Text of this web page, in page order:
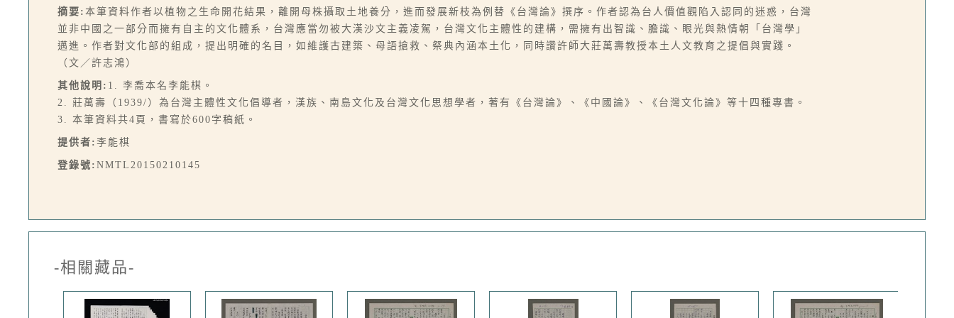
摘要: 本筆資料作者以植物之生命開花結果，離開母株攝取土地養分，進而發展新枝為例替《台灣論》撰序。作者認為台人價值觀陷入認同的迷惑，台灣
並非中國之一部分而擁有自主的文化體系，台灣應當勿被大漢沙文主義凌駕，台灣文化主體性的建構，需擁有出智識、膽識、眼光與熱情朝「台灣學」
邁進。作者對文化部的組成，提出明確的名目，如維護古建築、母語搶救、祭典內涵本土化，同時讚許師大莊萬壽教授本土人文教育之提倡與實踐。
（文／許志鴻）
其他說明: 1. 李喬本名李能棋。
2. 莊萬壽（1939/）為台灣主體性文化倡導者，漢族、南島文化及台灣文化思想學者，著有《台灣論》、《中國論》、《台灣文化論》等十四種專書。
3. 本筆資料共4頁，書寫於600字稿紙。
提供者: 李能棋
登錄號: NMTL20150210145
-相關藏品-